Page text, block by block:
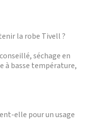
la robe Tivell ?
séchage en
à basse température,
elle pour un usage